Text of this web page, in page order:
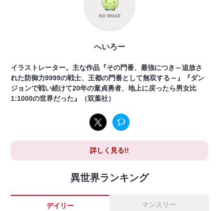
へいろー
イラストレーター。主な作品『その門番、最強につき～追放さ
れた防御力9999の戦士、王都の門番として無双する～』『ダン
ジョンで戦い続けて20年の童貞勇者、地上に戻ったら男女比
1:1000の世界だった』（双葉社）
詳しく見る!!
異世界ランキング
デイリー マンスリー